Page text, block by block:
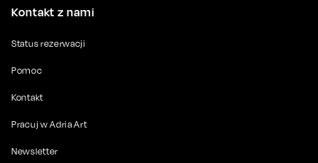
Kontakt z nami
Status rezerwacji
Pomoc
Kontakt
Pracuj w Adria Art
Newsletter